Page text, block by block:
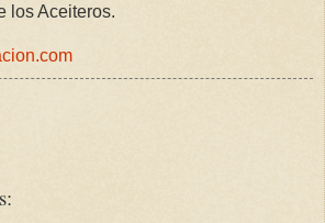
los Aceiteros.